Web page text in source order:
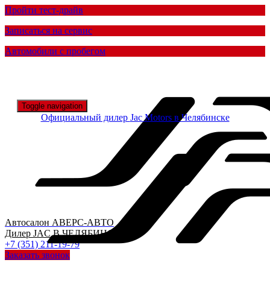
Пройти тест-драйв
Записаться на сервис
Автомобили с пробегом
Автосалон АВЕРС-АВТО
Дилер JACВ ЧЕЛЯБИНСКЕ
+7 (351) 211-19-79
Заказать звонок
Toggle navigation
Официальный дилер Jac Motors в Челябинске